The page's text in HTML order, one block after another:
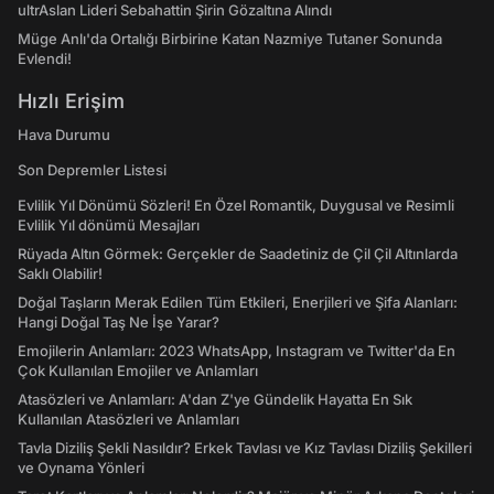
ultrAslan Lideri Sebahattin Şirin Gözaltına Alındı
Müge Anlı'da Ortalığı Birbirine Katan Nazmiye Tutaner Sonunda
Evlendi!
Hızlı Erişim
Hava Durumu
Son Depremler Listesi
Evlilik Yıl Dönümü Sözleri! En Özel Romantik, Duygusal ve Resimli
Evlilik Yıl dönümü Mesajları
Rüyada Altın Görmek: Gerçekler de Saadetiniz de Çil Çil Altınlarda
Saklı Olabilir!
Doğal Taşların Merak Edilen Tüm Etkileri, Enerjileri ve Şifa Alanları:
Hangi Doğal Taş Ne İşe Yarar?
Emojilerin Anlamları: 2023 WhatsApp, Instagram ve Twitter'da En
Çok Kullanılan Emojiler ve Anlamları
Atasözleri ve Anlamları: A'dan Z'ye Gündelik Hayatta En Sık
Kullanılan Atasözleri ve Anlamları
Tavla Diziliş Şekli Nasıldır? Erkek Tavlası ve Kız Tavlası Diziliş Şekilleri
ve Oynama Yönleri